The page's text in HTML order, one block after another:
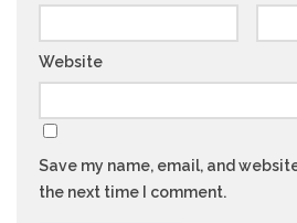
Website
Save my name, email, and
the next time I comment.